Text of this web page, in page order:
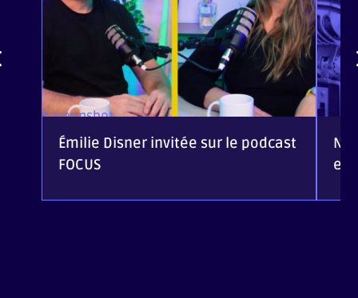
Screenshot
Émilie Disner invitée sur le podcast
FOCUS